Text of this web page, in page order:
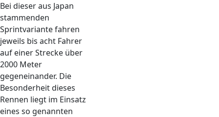
Bei dieser aus Japan
stammenden
Sprintvariante fahren
jeweils bis acht Fahrer
auf einer Strecke über
2000 Meter
gegeneinander. Die
Besonderheit dieses
Rennen liegt im Einsatz
eines so genannten